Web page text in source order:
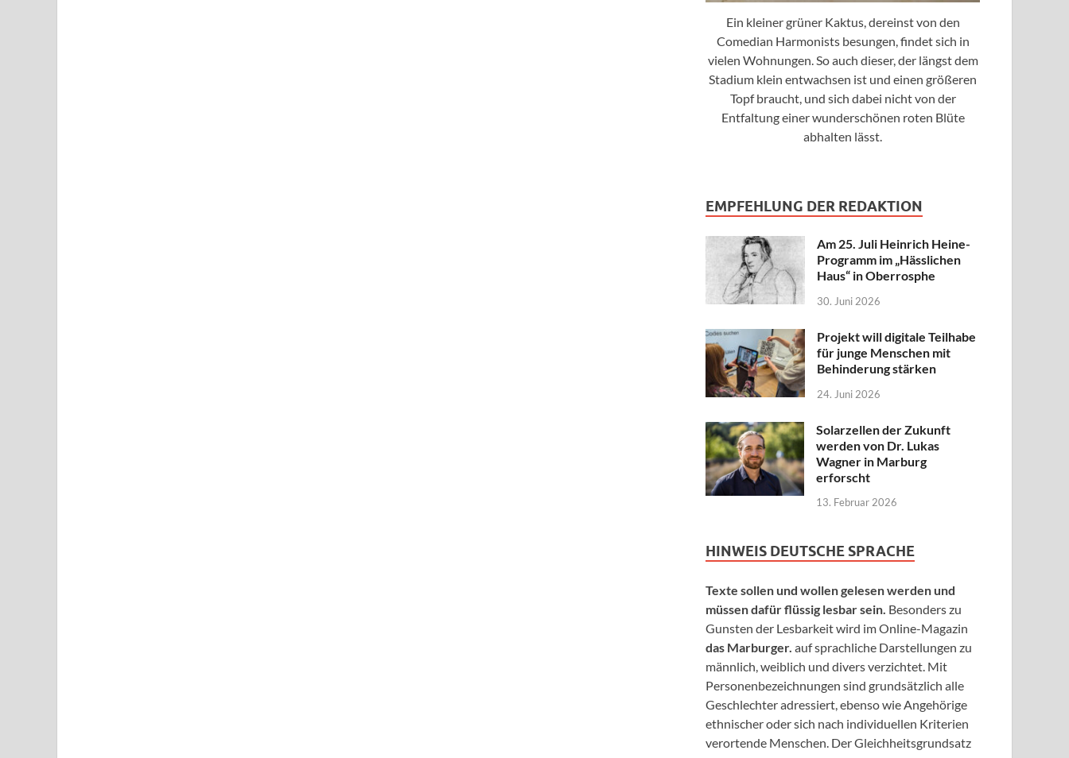
Ein kleiner grüner Kaktus, dereinst von den
Comedian Harmonists besungen, findet sich in
vielen Wohnungen. So auch dieser, der längst dem
Stadium klein entwachsen ist und einen größeren
Topf braucht, und sich dabei nicht von der
Entfaltung einer wunderschönen roten Blüte
abhalten lässt.
EMPFEHLUNG DER REDAKTION
Am 25. Juli Heinrich Heine-
Programm im „Hässlichen
Haus“ in Oberrosphe
30. Juni 2026
Projekt will digitale Teilhabe
für junge Menschen mit
Behinderung stärken
24. Juni 2026
Solarzellen der Zukunft
werden von Dr. Lukas
Wagner in Marburg
erforscht
13. Februar 2026
HINWEIS DEUTSCHE SPRACHE
Texte sollen und wollen gelesen werden und
müssen dafür flüssig lesbar sein. Besonders zu
Gunsten der Lesbarkeit wird im Online-Magazin
das Marburger. auf sprachliche Darstellungen zu
männlich, weiblich und divers verzichtet. Mit
Personenbezeichnungen sind grundsätzlich alle
Geschlechter adressiert, ebenso wie Angehörige
ethnischer oder sich nach individuellen Kriterien
verortende Menschen. Der Gleichheitsgrundsatz